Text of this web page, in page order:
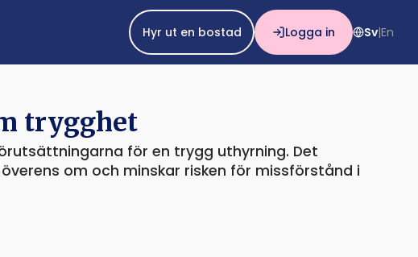
Hyr ut en bostad Logga in Sv|En
trygghet
för en trygg uthyrning. Det
om och minskar risken för missförstånd i